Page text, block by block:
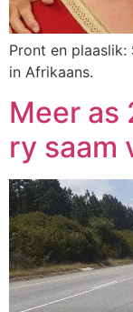
Pront en plaaslik:
in Afrikaans.
Meer
ry saam